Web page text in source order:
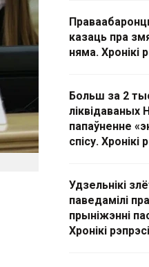
казаць пра
няма. Хронікі
Больш за 2
ліквідаваных
папаўненне
спісу. Хронікі
Удзельнікі
паведамілі
прыніжэнні
Хронікі